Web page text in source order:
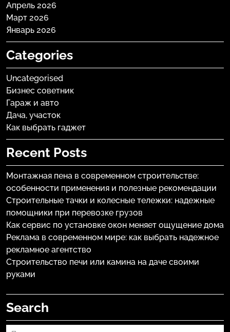
Апрель 2026
Март 2026
Январь 2026
Categories
Uncategorised
Бизнес советник
Гараж и авто
Дача, участок
Как выбрать гаджет
Recent Posts
Монтажная пена в современном строительстве:
особенности применения и полезные рекомендации
Строительные тачки и колесные тележки: надежные
помощники при перевозке грузов
Как сервис по установке окон меняет ощущение дома
Реклама в современном мире: как выбрать надежное
рекламное агентство
Строительство печи или камина на даче своими
руками
Search